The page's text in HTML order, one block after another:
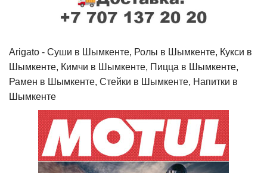
Arigato - Cуши в Шымкенте, Ролы в Шымкенте, Кукси в
Шымкенте, Кимчи в Шымкенте, Пицца в Шымкенте,
Рамен в Шымкенте, Стейки в Шымкенте, Напитки в
Шымкенте